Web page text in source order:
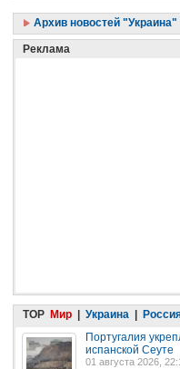
Архив новостей "Украина"
Реклама
TOP Мир Украина
Португалия
испанской Сеуте
01 августа 2026,